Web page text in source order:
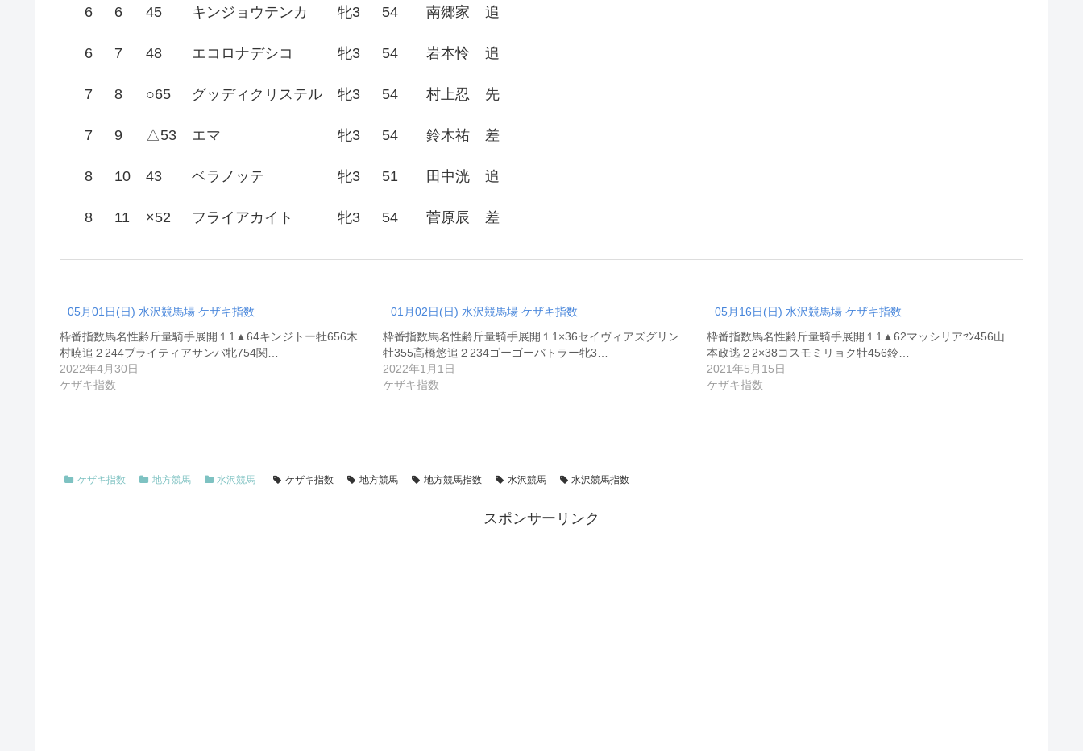
6 6 45 キンジョウテンカ 牝3 54 南郷家 追
6 7 48 エコロナデシコ 牝3 54 岩本怜 追
7 8 ○65 グッディクリステル 牝3 54 村上忍 先
7 9 △53 エマ 牝3 54 鈴木祐 差
8 10 43 ベラノッテ 牝3 51 田中洸 追
8 11 ×52 フライアカイト 牝3 54 菅原辰 差
05月01日(日) 水沢競馬場 ケザキ指数
枠番指数馬名性齢斤量騎手展開１1▲64キンジトー牡656木
村暁追２244ブライティアサンバ牝754関…
2022年4月30日
ケザキ指数
01月02日(日) 水沢競馬場 ケザキ指数
枠番指数馬名性齢斤量騎手展開１1×36セイヴィアズグリン
牡355高橋悠追２234ゴーゴーバトラー牝3…
2022年1月1日
ケザキ指数
05月16日(日) 水沢競馬場 ケザキ指数
枠番指数馬名性齢斤量騎手展開１1▲62マッシリアｾﾝ456山
本政逃２2×38コスモミリョク牡456鈴…
2021年5月15日
ケザキ指数
ケザキ指数 地方競馬 水沢競馬 ケザキ指数 地方競馬 地方競馬指数 水沢競馬 水沢競馬指数
スポンサーリンク